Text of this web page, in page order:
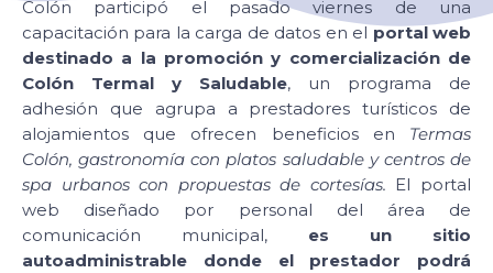
Colón participó el pasado viernes de una
capacitación para la carga de datos en elportal web
destinado a la promoción y comercialización de
Colón Termal y Saludable, un programa de
adhesión que agrupa a prestadores turísticos de
alojamientos que ofrecen beneficios en Termas
Colón, gastronomía con platos saludable y centros de
spa urbanos con propuestas de cortesías. El portal
web diseñado por personal del área de
comunicación municipal, es un sitio
autoadministrable donde el prestador podrá